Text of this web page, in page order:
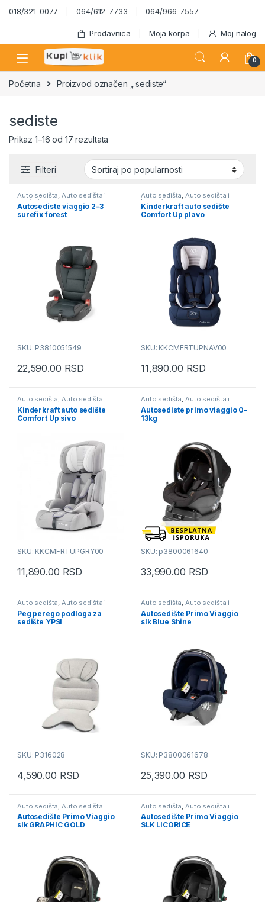
Skip to navigation
Skip to content
018/321-0077 064/612-7733 064/966-7557
Prodavnica Moja korpa Moj nalog
0
Početna Proizvod označen „ sediste“
sediste
Prikaz 1–16 od 17 rezultata
Filteri
Auto sedišta,Auto sedišta i
busteri
Autosediste viaggio 2-3
surefix forest
SKU: P3810051549
22,590.00 RSD
Auto sedišta,Auto sedišta i
busteri
Kinderkraft auto sedište
Comfort Up plavo
SKU: KKCMFRTUPNAV00
11,890.00 RSD
Auto sedišta,Auto sedišta i
busteri
Kinderkraft auto sedište
Comfort Up sivo
SKU: KKCMFRTUPGRY00
11,890.00 RSD
Auto sedišta,Auto sedišta i
busteri
Autosediste primo viaggio 0-
13kg
SKU: p3800061640
33,990.00 RSD
Auto sedišta,Auto sedišta i
busteri
Peg perego podloga za
sedište YPSI
SKU: P316028
4,590.00 RSD
Auto sedišta,Auto sedišta i
busteri
Autosedište Primo Viaggio
slk Blue Shine
SKU: P3800061678
25,390.00 RSD
Auto sedišta Auto sedišta i
busteri
Autosedište Primo Viaggio
slk GRAPHIC GOLD
Auto sedišta Auto sedišta i
busteri
Autosedište Primo Viaggio
SLK LICORICE